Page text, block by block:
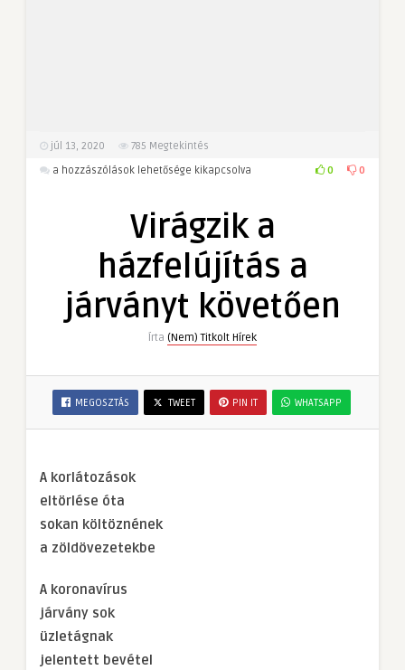
júl 13, 2020 785 Megtekintés
Virágzik
bejegyzéshez
a hozzászólások lehetősége kikapcsolva 0 0
Virágzik a
házfelújítás a
járványt követően
Írta (Nem) Titkolt Hírek
MEGOSZTÁS TWEET PIN IT WHATSAPP
A korlátozások
eltörlése óta
sokan költöznének
a zöldövezetekbe
A koronavírus
járvány sok
üzletágnak
jelentett bevétel